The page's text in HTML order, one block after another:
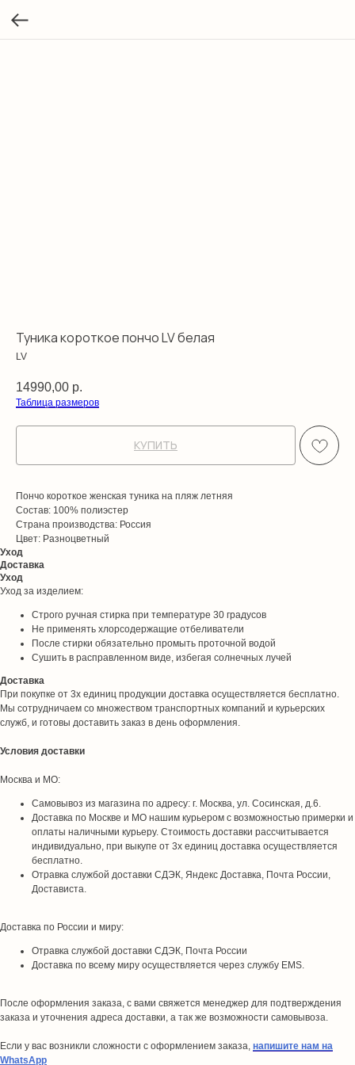
Туника короткое пончо LV белая
LV
14990,00 р.
Таблица размеров
КУПИТЬ
Пончо короткое женская туника на пляж летняя
Состав: 100% полиэстер
Страна производства: Россия
Цвет: Разноцветный
Уход
Доставка
Уход
Уход за изделием:
Строго ручная стирка при температуре 30 градусов
Не применять хлорсодержащие отбеливатели
После стирки обязательно промыть проточной водой
Сушить в расправленном виде, избегая солнечных лучей
Доставка
При покупке от 3х единиц продукции доставка осуществляется бесплатно.
Мы сотрудничаем со множеством транспортных компаний и курьерских
служб, и готовы доставить заказ в день оформления.
Условия доставки
Москва и МО:
Самовывоз из магазина по адресу: г. Москва, ул. Сосинская, д.6.
Доставка по Москве и МО нашим курьером с возможностью примерки и
оплаты наличными курьеру. Стоимость доставки рассчитывается
индивидуально, при выкупе от 3х единиц доставка осуществляется
бесплатно.
Отравка службой доставки СДЭК, Яндекс Доставка, Почта России,
Достависта.
Доставка по России и миру:
Отравка службой доставки СДЭК, Почта России
Доставка по всему миру осуществляется через службу EMS.
После оформления заказа, с вами свяжется менеджер для подтверждения
заказа и уточнения адреса доставки, а так же возможности самовывоза.
Если у вас возникли сложности с оформлением заказа, напишите нам на
WhatsApp